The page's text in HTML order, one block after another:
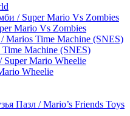
Mario Vs Zombies
Machine (SNES)
Wheelie